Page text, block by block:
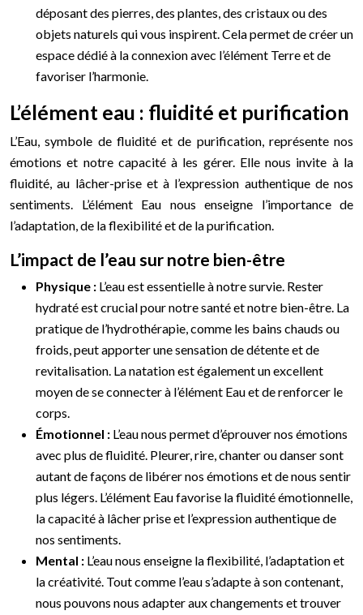
déposant des pierres, des plantes, des cristaux ou des
objets naturels qui vous inspirent. Cela permet de créer un
espace dédié à la connexion avec l’élément Terre et de
favoriser l’harmonie.
L’élément eau : fluidité et purification
L’Eau, symbole de fluidité et de purification, représente nos
émotions et notre capacité à les gérer. Elle nous invite à la
fluidité, au lâcher-prise et à l’expression authentique de nos
sentiments. L’élément Eau nous enseigne l’importance de
l’adaptation, de la flexibilité et de la purification.
L’impact de l’eau sur notre bien-être
Physique : L’eau est essentielle à notre survie. Rester
hydraté est crucial pour notre santé et notre bien-être. La
pratique de l’hydrothérapie, comme les bains chauds ou
froids, peut apporter une sensation de détente et de
revitalisation. La natation est également un excellent
moyen de se connecter à l’élément Eau et de renforcer le
corps.
Émotionnel : L’eau nous permet d’éprouver nos émotions
avec plus de fluidité. Pleurer, rire, chanter ou danser sont
autant de façons de libérer nos émotions et de nous sentir
plus légers. L’élément Eau favorise la fluidité émotionnelle,
la capacité à lâcher prise et l’expression authentique de
nos sentiments.
Mental : L’eau nous enseigne la flexibilité, l’adaptation et
la créativité. Tout comme l’eau s’adapte à son contenant,
nous pouvons nous adapter aux changements et trouver